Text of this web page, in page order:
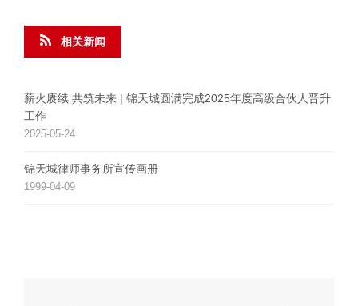
相关新闻
薪火赓续 共筑未来 | 锦天城圆满完成2025年度高级合伙人晋升
工作
2025-05-24
锦天城律师事务所宣传画册
1999-04-09